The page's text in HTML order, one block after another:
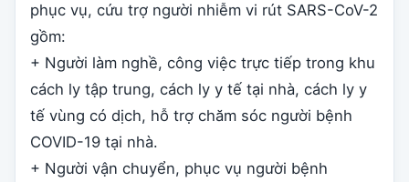
phục vụ, cứu trợ người nhiễm vi rút SARS-CoV-2
gồm:
+ Người làm nghề, công việc trực tiếp trong khu
cách ly tập trung, cách ly y tế tại nhà, cách ly y
tế vùng có dịch, hỗ trợ chăm sóc người bệnh
COVID-19 tại nhà.
+ Người vận chuyển, phục vụ người bệnh